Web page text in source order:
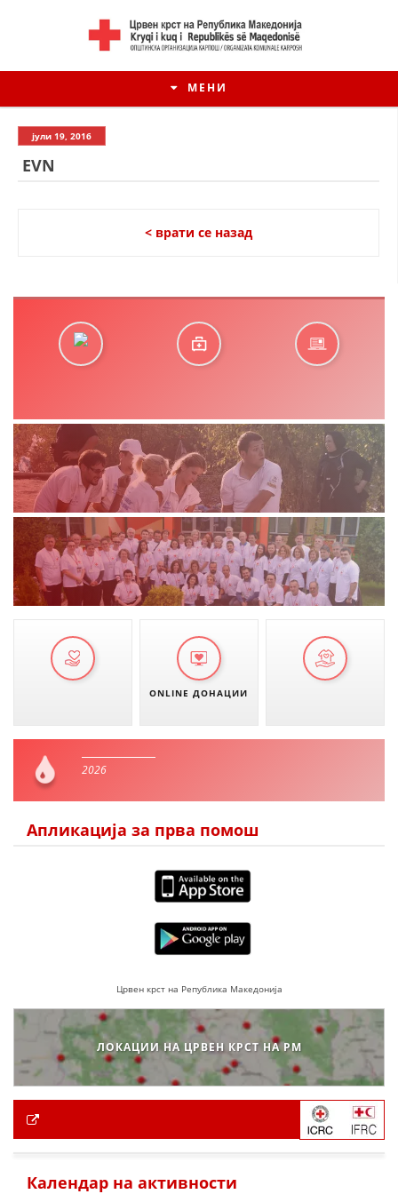
МЕНИ
ДЕЈСТВУВАЊЕ
ПРИРАЧНИЦИ
СТРАТЕГИИ
БРОШУРИ
јули 19, 2016
EVN
< врати се назад
ONLINE ДОНАЦИИ
2026
Апликација за прва помош
Црвен крст на Република Македонија
ЛОКАЦИИ НА ЦРВЕН КРСТ НА РМ
Календар на активности